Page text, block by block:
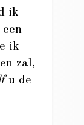
ik
ik
zal,
u de